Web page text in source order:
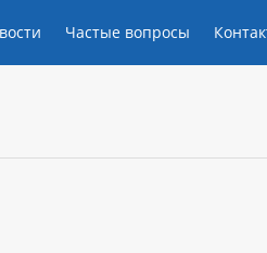
Частые вопросы